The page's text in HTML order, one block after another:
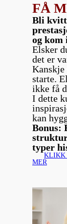
FÅ
Bli kvitt
og kom
Elsker
det er
Kanskje
starte.
ikke få
I dette
kan
Bonus:
typer
KLIKK
MER